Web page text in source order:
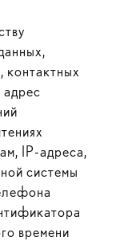
контактных
IP-адреса,
системы
времени